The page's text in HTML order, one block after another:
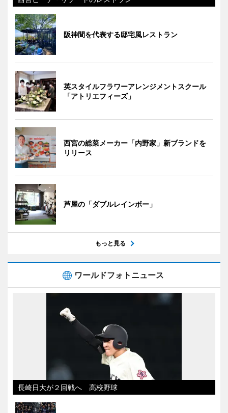
阪神間を代表する邸宅風レストラン
英スタイルフラワーアレンジメントスクール
「アトリエフィーズ」
西宮の総菜メーカー「内野家」新ブランドを
リリース
芦屋の「ダブルレインボー」
もっと見る
ワールドフォトニュース
長崎日大が２回戦へ 高校野球